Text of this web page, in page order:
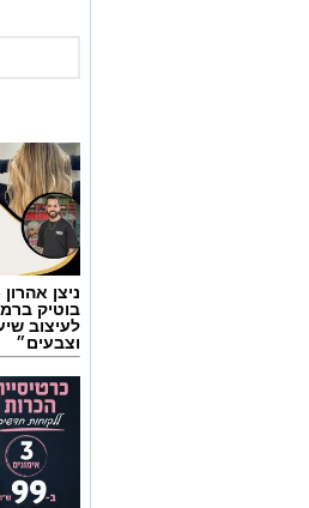
ניצן
בוטיק
לעיצוב
וצבעים״